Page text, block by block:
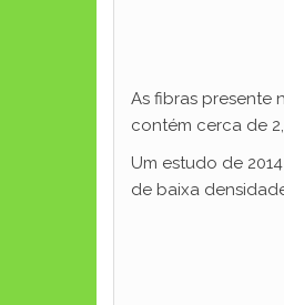
As fibras presente
contém cerca de
Um estudo de
de baixa